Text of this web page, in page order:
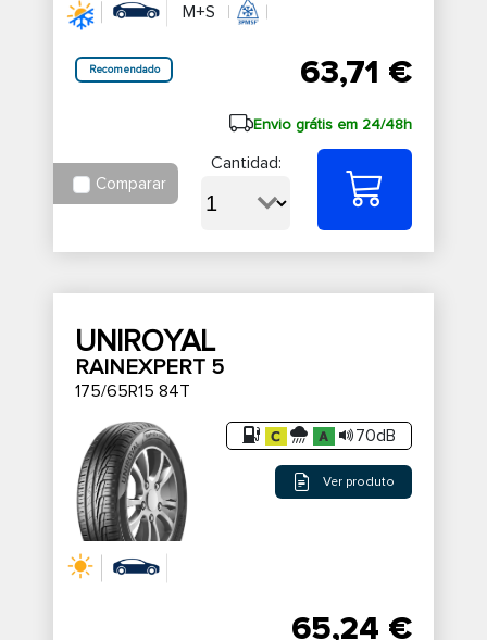
M+S
Recomendado 63,71 €
Envio grátis em 24/48h
Comparar
Cantidad:
UNIROYAL
RAINEXPERT 5
175/65R15 84T
70dB
Ver produto
65,24 €